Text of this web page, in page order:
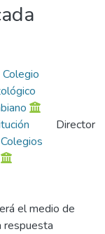
Director
el medio de
respuesta